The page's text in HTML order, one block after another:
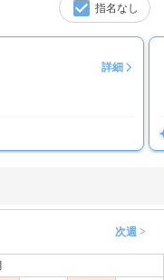
指名なし
詳細
次週 >